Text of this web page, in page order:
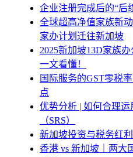
企业注册完成后的“后
全球超高净值家族新
家办计划迁往新加坡
2025新加坡13D家族
一文看懂！
国际服务的GST零税
点
优势分析 | 如何合理
（SRS）
新加坡投资与税务红
香港 vs 新加坡｜两大